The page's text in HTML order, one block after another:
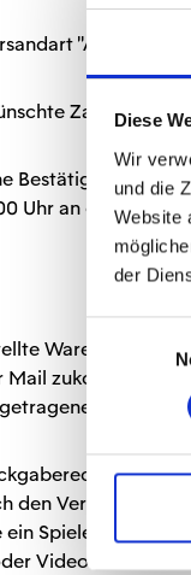
Diese
Wir
und die
Website
der
"Abholung
Zahlungsart
Bestätigungsmail
Uhr an der MEWA
Ware
zukommen
Ware
den Verbraucher
Spieler den